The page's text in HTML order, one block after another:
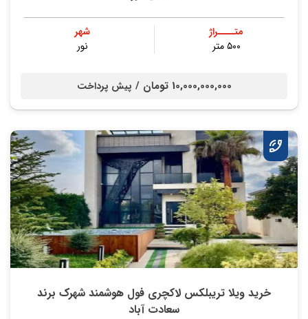
متــــراژ
۵۰۰ متر
شهر
نور
10,000,000,000 تومان / پیش پرداخت
خرید ویلا تریبلکس لاکچری فول هوشمند شهرک برند
سعادت آباد